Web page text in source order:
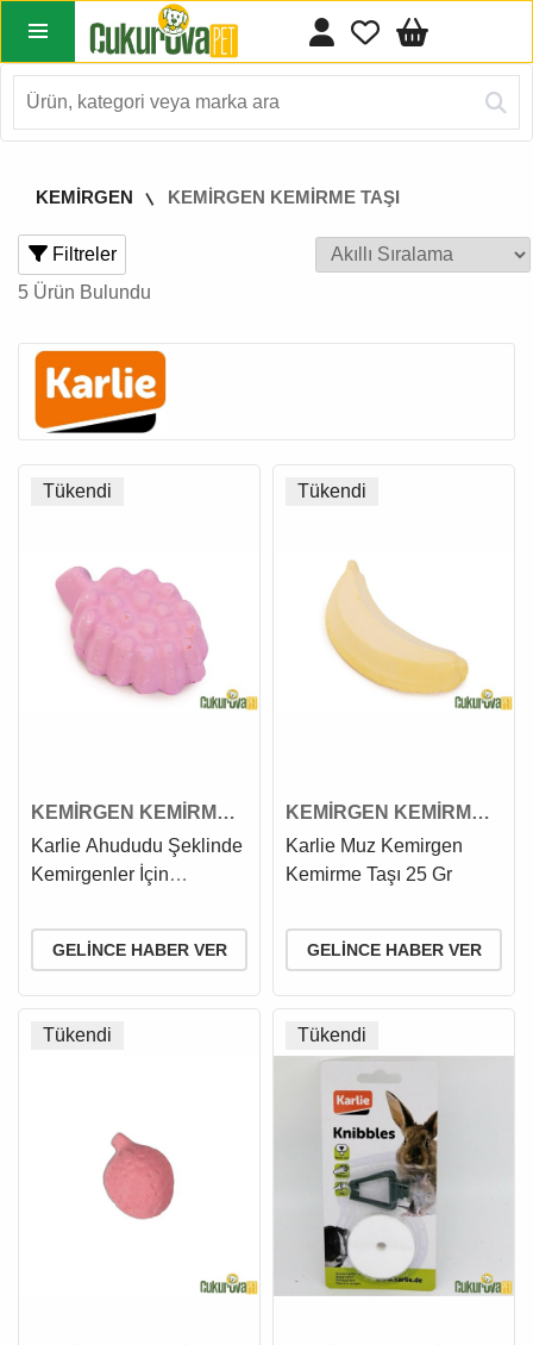
KEMİRGEN KEMİRGEN KEMİRME TAŞI
Filtreler
5 Ürün Bulundu
Tükendi
KEMİRGEN KEMİRME
TAŞI
Karlie Ahududu Şeklinde
Kemirgenler İçin
GELINCE HABER VER
Tükendi
KEMİRGEN KEMİRME
TAŞI
Karlie Muz Kemirgen
Kemirme Taşı 25 Gr
GELINCE HABER VER
Tükendi Tükendi